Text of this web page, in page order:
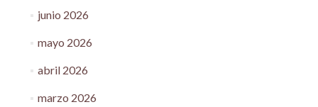
junio 2026
mayo 2026
abril 2026
marzo 2026